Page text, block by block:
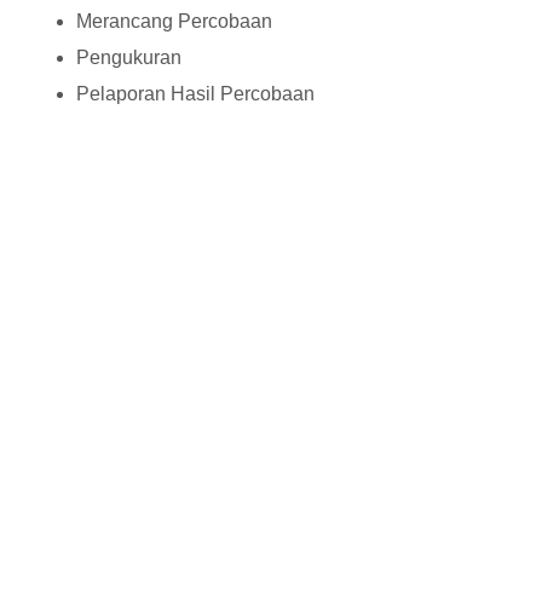
Merancang Percobaan
Pengukuran
Pelaporan Hasil Percobaan